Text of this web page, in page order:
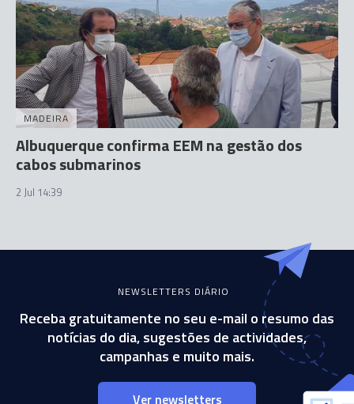
MADEIRA
Albuquerque confirma EEM na gestão dos
cabos submarinos
2 Jul 14:39
NEWSLETTERS DIÁRIO
Receba gratuitamente no seu e-mail o resumo das
notícias do dia, sugestões de actividades,
campanhas e muito mais.
Ver newsletters